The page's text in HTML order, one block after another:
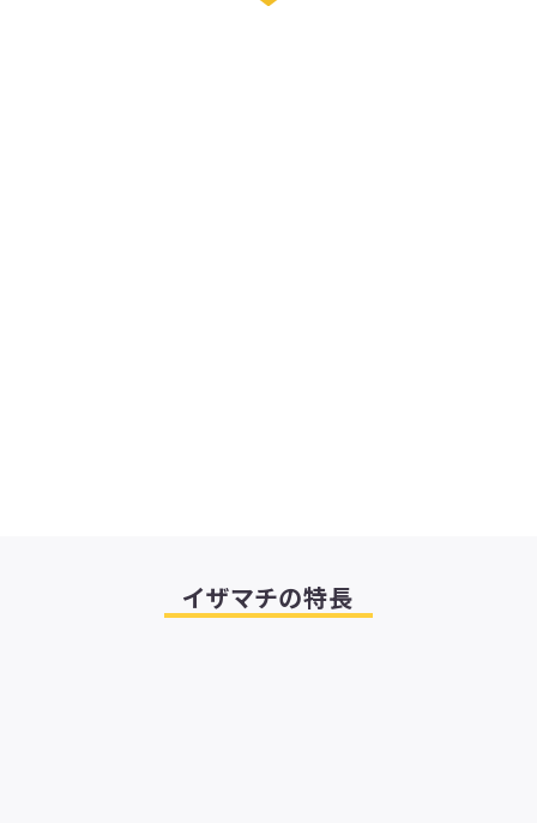
イザマチの特長